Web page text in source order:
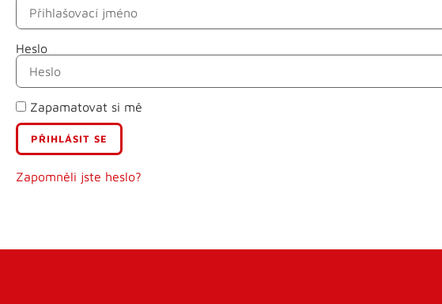
Heslo
Zapamatovat si mě
Zapomněli jste heslo?
Příjmení
E-mail
Uživatelské jméno